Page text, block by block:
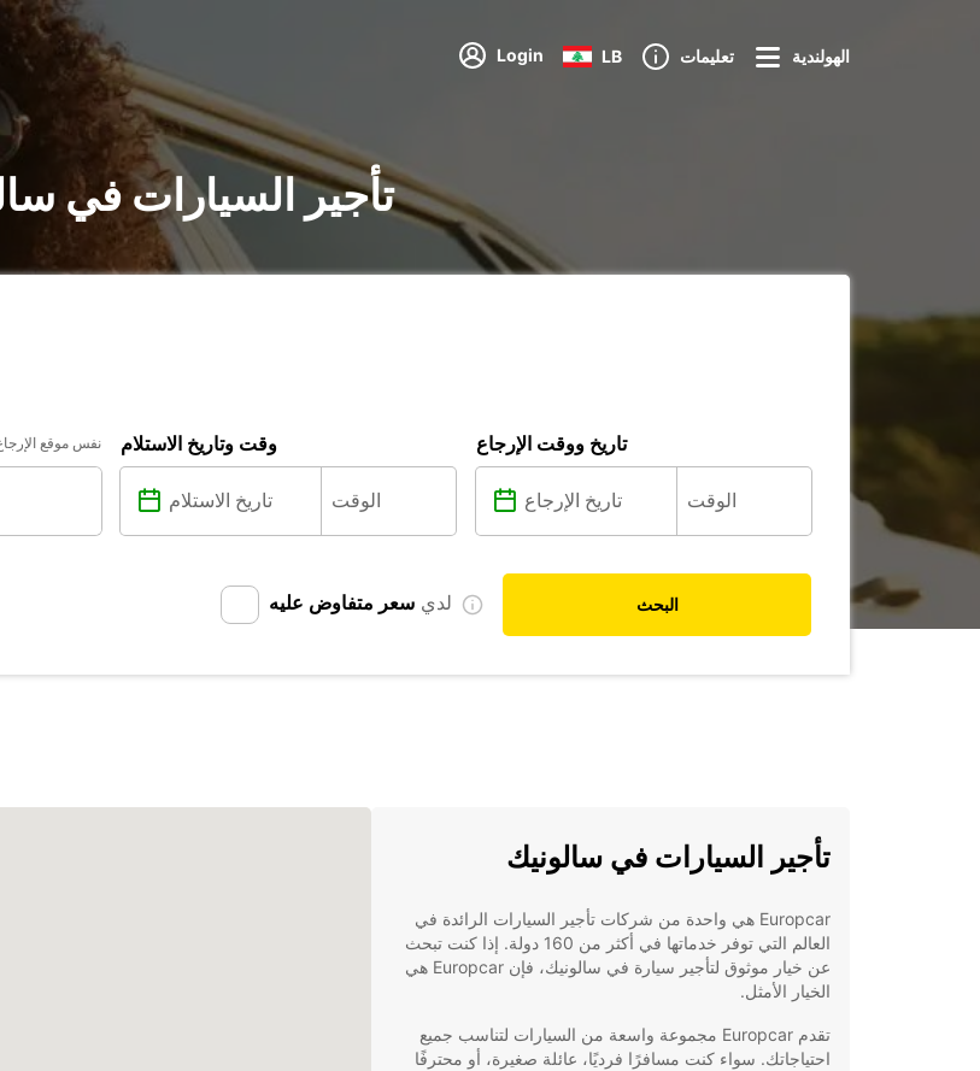
Login LB تعليمات الهولندية
تأجير السيارات في
نفس موقع وقت وتاريخ الاستلام تاريخ ووقت الإرجاع
لدي سعر متفاوض عليه البحث
تأجير السيارات في سالونيك
Europcar هي واحدة من شركات تأجير السيارات الرائدة في
العالم التي توفر خدماتها في أكثر من 160 دولة. إذا كنت تبحث
عن خيار موثوق لتأجير سيارة في سالونيك، فإن Europcar هي
الخيار الأمثل.
تقدم Europcar مجموعة واسعة من السيارات لتناسب جميع
احتياجاتك. سواء كنت مسافرًا فرديًا، عائلة صغيرة، أو محترفًا